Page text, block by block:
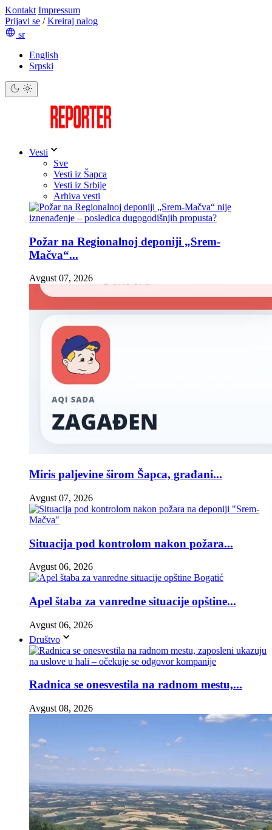
Kontakt Impressum
Prijavi se / Kreiraj nalog
sr
English
Srpski
Vesti
Sve
Vesti iz Šapca
Vesti iz Srbije
Arhiva vesti
Požar na Regionalnoj deponiji „Srem-
Mačva“...
Avgust 07, 2026
Miris paljevine širom Šapca, građani...
Avgust 07, 2026
Situacija pod kontrolom nakon požara...
Avgust 06, 2026
Apel štaba za vanredne situacije opštine...
Avgust 06, 2026
Društvo
Radnica se onesvestila na radnom mestu,...
Avgust 08, 2026